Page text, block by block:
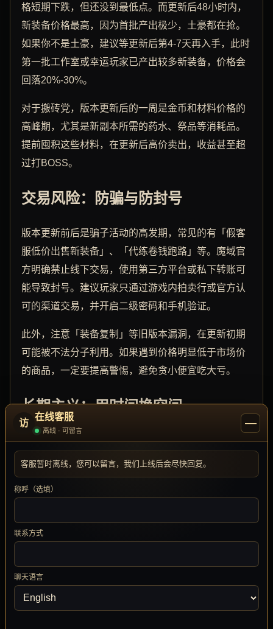
格短期下跌，但还没到最低点。而更新后48小时内，
新装备价格最高，因为首批产出极少，土豪都在抢。
如果你不是土豪，建议等更新后第4-7天再入手，此时
第一批工作室或幸运玩家已产出较多新装备，价格会
回落20%-30%。
对于搬砖党，版本更新后的一周是金币和材料价格的
高峰期，尤其是新副本所需的药水、祭品等消耗品。
提前囤积这些材料，在更新后高价卖出，收益甚至超
过打BOSS。
交易风险：防骗与防封号
版本更新前后是骗子活动的高发期，常见的有「假客
服低价出售新装备」、「代练卷钱跑路」等。魔域官
方明确禁止线下交易，使用第三方平台或私下转账可
能导致封号。建议玩家只通过游戏内拍卖行或官方认
可的渠道交易，并开启二级密码和手机验证。
此外，注意「装备复制」等旧版本漏洞，在更新初期
可能被不法分子利用。如果遇到价格明显低于市场价
的商品，一定要提高警惕，避免贪小便宜吃大亏。
长期主义：用时间换空间
对于不想频繁交易的老玩家，最稳妥的策略是选择一
套「传家宝」装备，陪伴自己度过多个版本。这类装
备通常需要花费大量时间或金钱打造，但一旦成型，
其收益远超频繁换装。例如，一套高品阶的鉴定装
续提升，保值率极高。
常会赠送绑定装备或材料，可以大大降低更新后的装
备购置成本。
访
在线客服
离线 · 可留言
—
客服暂时离线，您可以留言，我们上线后会尽快回复。
称呼（选填）
联系方式
聊天语言